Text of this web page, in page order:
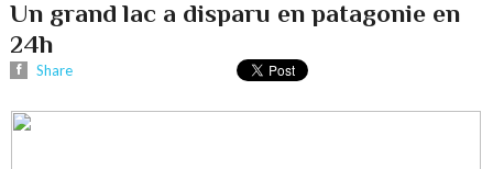
Un grand lac a disparu en patagonie en
24h
Share